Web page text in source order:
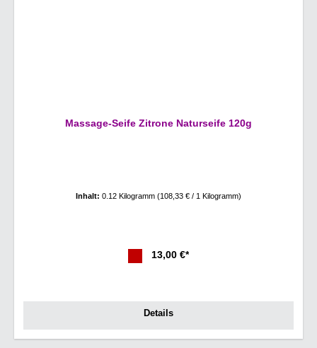
Massage-Seife Zitrone Naturseife 120g
Inhalt: 0.12 Kilogramm (108,33 € / 1 Kilogramm)
13,00 €*
Details